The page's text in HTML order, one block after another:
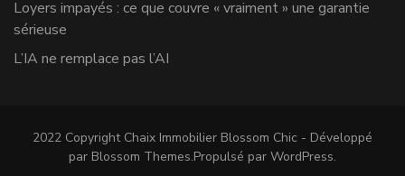
Loyers impayés : ce que couvre « vraiment » une garantie
sérieuse
L’IA ne remplace pas l’AI
2022 Copyright Chaix Immobilier Blossom Chic - Développé
par Blossom Themes.Propulsé par WordPress.